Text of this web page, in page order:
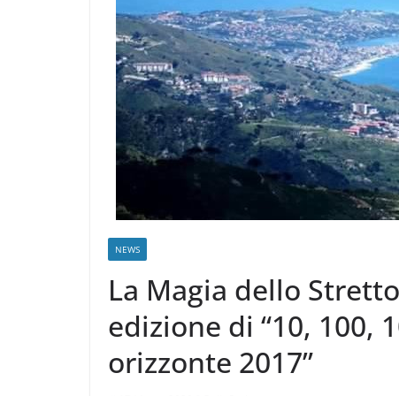
NEWS
La Magia dello
edizione di “10, 100,
orizzonte 2017”